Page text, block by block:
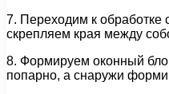
7. Переходим к обработке
скрепляем края между
8. Формируем оконный
попарно, а снаружи